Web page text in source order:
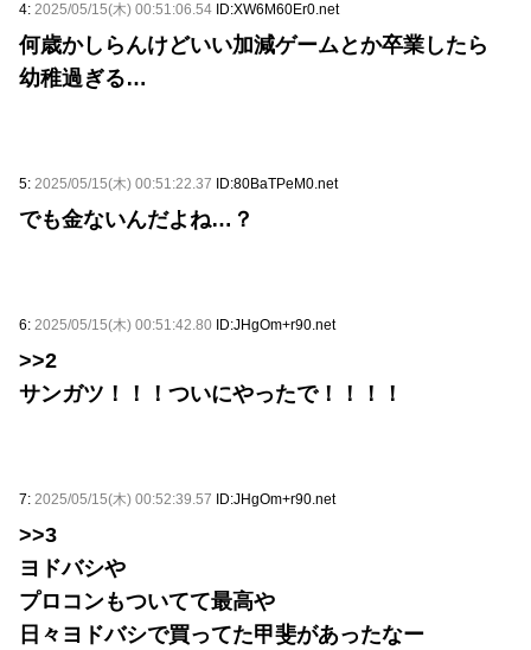
4: 2025/05/15(木) 00:51:06.54 ID:XW6M60Er0.net
何歳かしらんけどいい加減ゲームとか卒業したら
幼稚過ぎる…
5: 2025/05/15(木) 00:51:22.37 ID:80BaTPeM0.net
でも金ないんだよね…？
6: 2025/05/15(木) 00:51:42.80 ID:JHgOm+r90.net
>>2
サンガツ！！！ついにやったで！！！！
7: 2025/05/15(木) 00:52:39.57 ID:JHgOm+r90.net
>>3
ヨドバシや
プロコンもついてて最高や
日々ヨドバシで買ってた甲斐があったなー